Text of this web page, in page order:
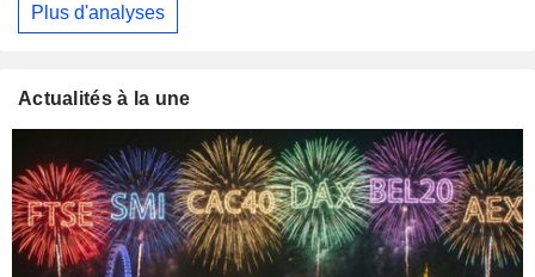
Plus d'analyses
Actualités à la une